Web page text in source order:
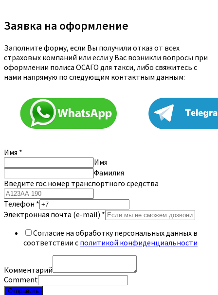
Заявка на оформление
Заполните форму, если Вы получили отказ от всех
страховых компаний или если у Вас возникли вопросы при
оформлении полиса ОСАГО для такси, либо свяжитесь с
нами напрямую по следующим контактным данным:
Имя *
Имя
Фамилия
Введите гос.номер транспортного средства
Телефон *
Электронная почта (e-mail) *
Согласие на обработку персональных данных в
соответствии с политикой конфиденциальности
Комментарий
Comment
Отправить